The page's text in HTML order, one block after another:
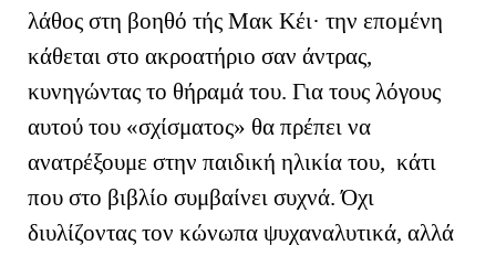
λάθος στη βοηθό τής Μακ Κέι· την επομένη
κάθεται στο ακροατήριο σαν άντρας,
κυνηγώντας το θήραμά του. Για τους λόγους
αυτού του «σχίσματος» θα πρέπει να
ανατρέξουμε στην παιδική ηλικία του, κάτι
που στο βιβλίο συμβαίνει συχνά. Όχι
διυλίζοντας τον κώνωπα ψυχαναλυτικά, αλλά